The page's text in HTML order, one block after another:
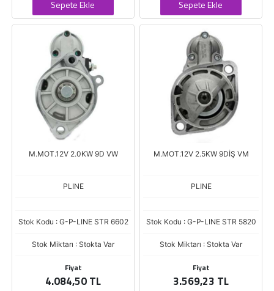
Sepete Ekle Sepete Ekle
M.MOT.12V 2.0KW 9D VW
PLINE
Stok Kodu : G-P-LINE STR 6602
Stok Miktarı : Stokta Var
Fiyat
4.084,50 TL
M.MOT.12V 2.5KW 9DİŞ VM
PLINE
Stok Kodu : G-P-LINE STR 5820
Stok Miktarı : Stokta Var
Fiyat
3.569,23 TL